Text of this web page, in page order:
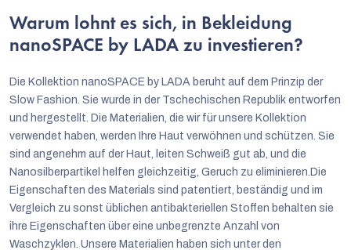
Warum lohnt es sich, in Bekleidung
nanoSPACE by LADA zu investieren?
Die Kollektion nanoSPACE by LADA beruht auf dem Prinzip der
Slow Fashion. Sie wurde in der Tschechischen Republik entworfen
und hergestellt. Die Materialien, die wir für unsere Kollektion
verwendet haben, werden Ihre Haut verwöhnen und schützen. Sie
sind angenehm auf der Haut, leiten Schweiß gut ab, und die
Nanosilberpartikel helfen gleichzeitig, Geruch zu eliminieren.Die
Eigenschaften des Materials sind patentiert, beständig und im
Vergleich zu sonst üblichen antibakteriellen Stoffen behalten sie
ihre Eigenschaften über eine unbegrenzte Anzahl von
Waschzyklen. Unsere Materialien haben sich unter den